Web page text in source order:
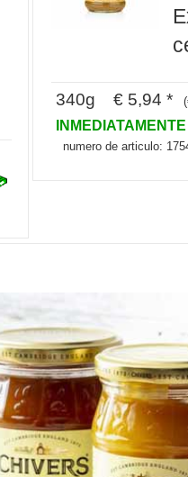
340g € 5,94 *
numero de articulo: